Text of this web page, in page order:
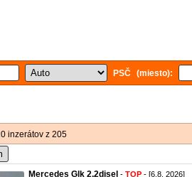
PSČ (miesto):
inzerátov z 205
Mercedes Glk 2,2disel - TOP - [6.8. 2026]